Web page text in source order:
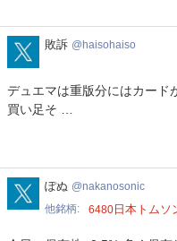
haisohaiso
敗訴 haisohaiso
デュエマは重版分にはカード
買い足そ …
nakanosonic
ぽぬ nakanosonic
他銘柄
6480 日本トムソ